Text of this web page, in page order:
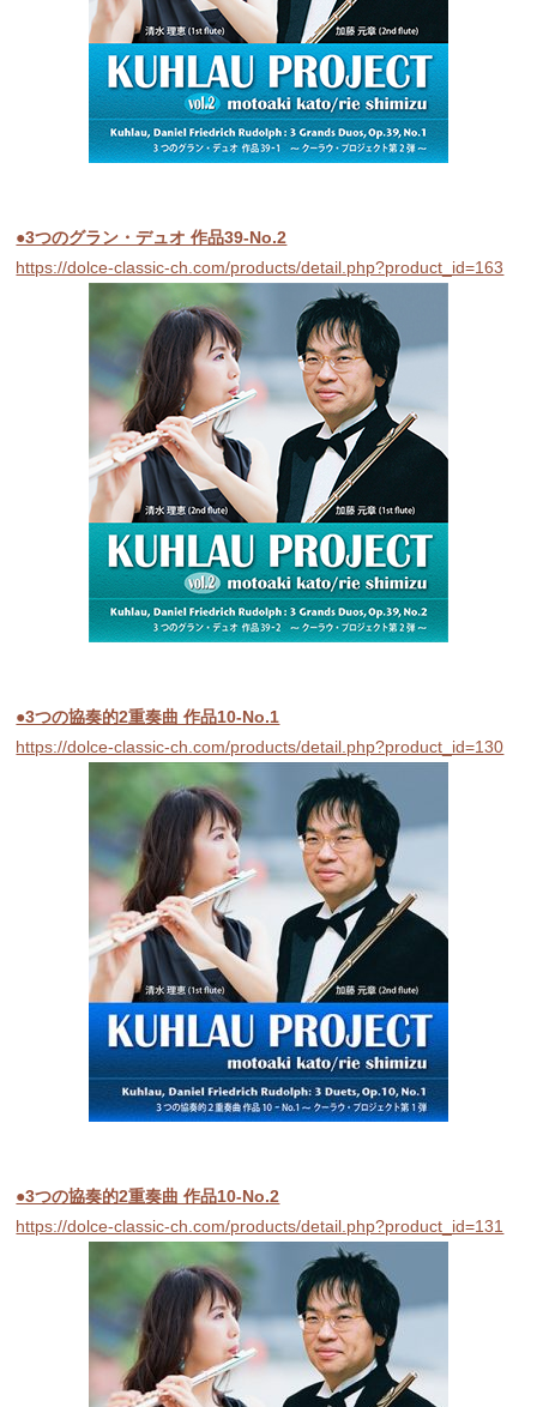
●3つのグラン・デュオ 作品39-No.2
https://dolce-classic-ch.com/products/detail.php?product_id=163
●3つの協奏的2重奏曲 作品10-No.1
https://dolce-classic-ch.com/products/detail.php?product_id=130
●3つの協奏的2重奏曲 作品10-No.2
https://dolce-classic-ch.com/products/detail.php?product_id=131